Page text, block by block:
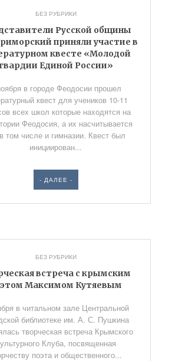
БЕЗ РУБРИКИ
Русской общины
приняли участие в
квесте «Молодой
гвардии Единой России»
в городе Феодосии прошел
квест для учеников 10-11
всех школ которые находятся на
Феодосия, а их насчитывается
том числе и гимназии. Квест был
инициирован...
- ДАЛЕЕ -
БЕЗ РУБРИКИ
встреча с крымским
Максимом Кутяевым
в читальном зале Центральной
библиотеке им. А. С. Пушкина
творческая встреча Крымского
Клуба, посвященная
поэта и общественного...